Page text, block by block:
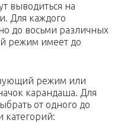
выводиться на
Для каждого
до восьми различных
режим имеет до
режим или
карандаша. Для
от одного до
категорий: